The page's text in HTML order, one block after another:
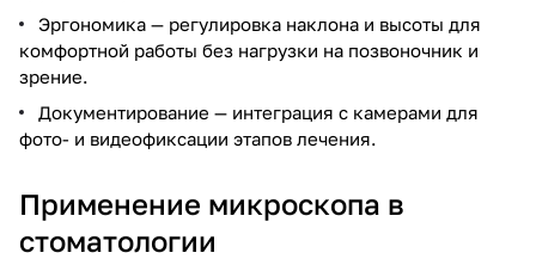
Эргономика — регулировка наклона и высоты для
комфортной работы без нагрузки на позвоночник и
зрение.
Документирование — интеграция с камерами для
фото- и видеофиксации этапов лечения.
Применение микроскопа в
стоматологии